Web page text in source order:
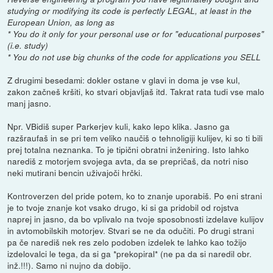
studying or modifying its code is perfectly LEGAL, at least in the
European Union, as long as
* You do it only for your personal use or for "educational purposes"
(i.e. study)
* You do not use big chunks of the code for applications you SELL
Z drugimi besedami: dokler ostane v glavi in doma je vse kul,
zakon začneš kršiti, ko stvari objavljaš itd. Takrat rata tudi vse malo
manj jasno.
Npr. VBidiš super Parkerjev kuli, kako lepo klika. Jasno ga
razšraufaš in se pri tem veliko naučiš o tehnoligiji kulijev, ki so ti bili
prej totalna neznanka. To je tipični obratni inženiring. Isto lahko
narediš z motorjem svojega avta, da se prepričaš, da notri niso
neki mutirani bencin uživajoči hrčki.
Kontroverzen del pride potem, ko to znanje uporabiš. Po eni strani
je to tvoje znanje kot vsako drugo, ki si ga pridobil od rojstva
naprej in jasno, da bo vplivalo na tvoje sposobnosti izdelave kulijov
in avtomobilskih motorjev. Stvari se ne da odučiti. Po drugi strani
pa če narediš nek res zelo podoben izdelek te lahko kao tožijo
izdelovalci le tega, da si ga *prekopiral* (ne pa da si naredil obr.
inž.!!!). Samo ni nujno da dobijo.